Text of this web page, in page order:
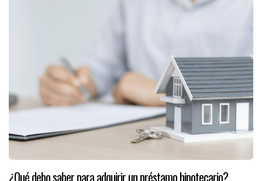
¿Qué debo saber para adquirir un préstamo hipotecario?